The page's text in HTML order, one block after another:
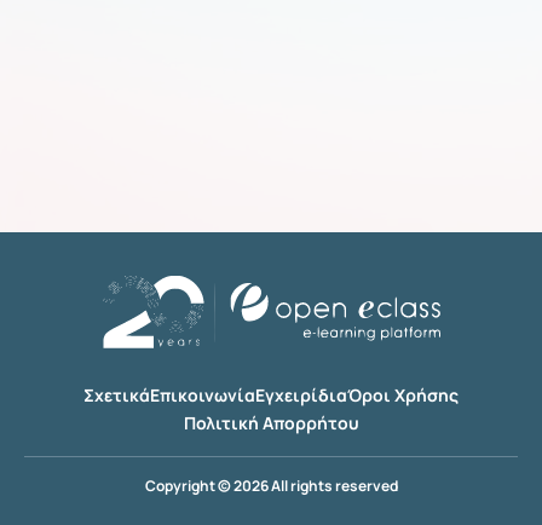
ΣχετικάΕπικοινωνίαΕγχειρίδιαΌροι Χρήσης
Πολιτική Απορρήτου
Copyright © 2026 All rights reserved